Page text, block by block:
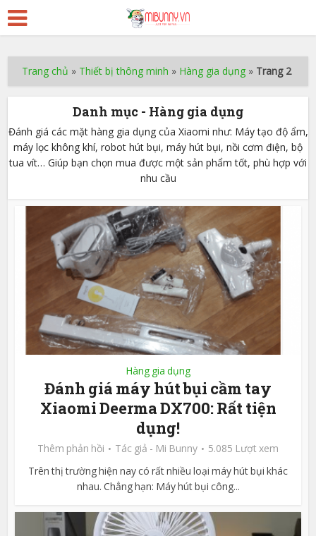
Trang chủ » Thiết bị thông minh » Hàng gia dụng » Trang 2
Danh mục - Hàng gia dụng
Đánh giá các mặt hàng gia dụng của Xiaomi như: Máy tạo độ ẩm,
máy lọc không khí, robot hút bụi, máy hút bụi, nồi cơm điện, bộ
tua vít… Giúp bạn chọn mua được một sản phẩm tốt, phù hợp với
nhu cầu
Hàng gia dụng
Đánh giá máy hút bụi cầm tay
Xiaomi Deerma DX700: Rất tiện
dụng!
Thêm phản hồi Tác giả - Mi Bunny
5.085 Lượt xem
Trên thị trường hiện nay có rất nhiều loại máy hút bụi khác
nhau. Chẳng hạn: Máy hút bụi công...